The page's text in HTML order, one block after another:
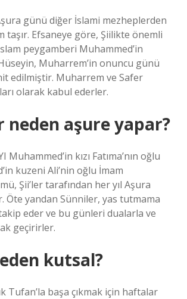
günü diğer İslami mezheplerden
taşır. Efsaneye göre, Şiilikte önemli
peygamberi Muhammed’in
Muharrem’in onuncu günü
edilmiştir. Muharrem ve Safer
olarak kabul ederler.
neden aşure yapar?
Muhammed’in kızı Fatıma’nın oğlu
kuzeni Ali’nin oğlu İmam
Şii’ler tarafından her yıl Aşura
Öte yandan Sünniler, yas tutmama
eder ve bu günleri dualarla ve
geçirirler.
kutsal?
Tufan’la başa çıkmak için haftalar